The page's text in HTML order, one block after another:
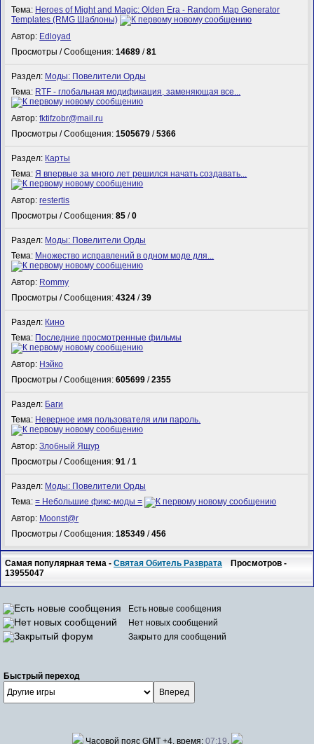
Тема: Heroes of Might and Magic: Olden Era - Random Map Generator
Templates (RMG Шаблоны)
Автор: Edloyad
Просмотры / Сообщения:14689 /81
Раздел: Моды: Повелители Орды
Тема: RTF - глобальная модификация, заменяющая все...
Автор:fktifzobr@mail.ru
Просмотры / Сообщения:1505679 /5366
Раздел: Карты
Тема:Я впервые за много лет решился начать создавать...
Автор:restertis
Просмотры / Сообщения:85 /0
Раздел: Моды: Повелители Орды
Тема: Множество исправлений в одном моде для...
Автор: Rommy
Просмотры / Сообщения:4324 /39
Раздел: Кино
Тема: Последние просмотренные фильмы
Автор: Нэйко
Просмотры / Сообщения:605699 /2355
Раздел: Баги
Тема: Неверное имя пользователя или пароль.
Автор:Злобный Ящур
Просмотры / Сообщения:91 /1
Раздел: Моды: Повелители Орды
Тема:= Небольшие фикс-моды =
Автор: Mооnst@r
Просмотры / Сообщения:185349 /456
Самая популярная тема -Святая Обитель Разврата Просмотров -
13955047
Есть новые сообщения
Нет новых сообщений
Закрыто для сообщений
Быстрый переход
Часовой пояс GMT +4, время: 07:19.